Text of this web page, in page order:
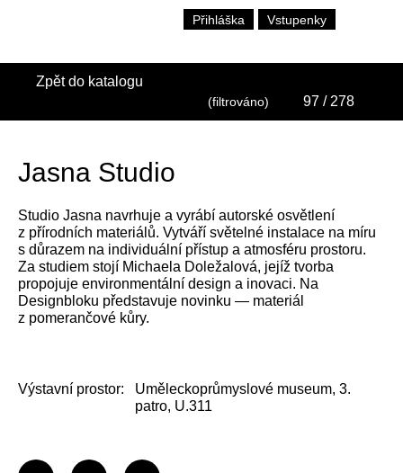
Přihláška Vstupenky
Zpět do katalogu
(filtrováno) 97 / 278
Jasna Studio
Studio Jasna navrhuje a vyrábí autorské osvětlení
z přírodních materiálů. Vytváří světelné instalace na míru
s důrazem na individuální přístup a atmosféru prostoru.
Za studiem stojí Michaela Doležalová, jejíž tvorba
propojuje environmentální design a inovaci. Na
Designbloku představuje novinku — materiál
z pomerančové kůry.
Výstavní prostor:
Uměleckoprůmyslové museum, 3.
patro, U.311